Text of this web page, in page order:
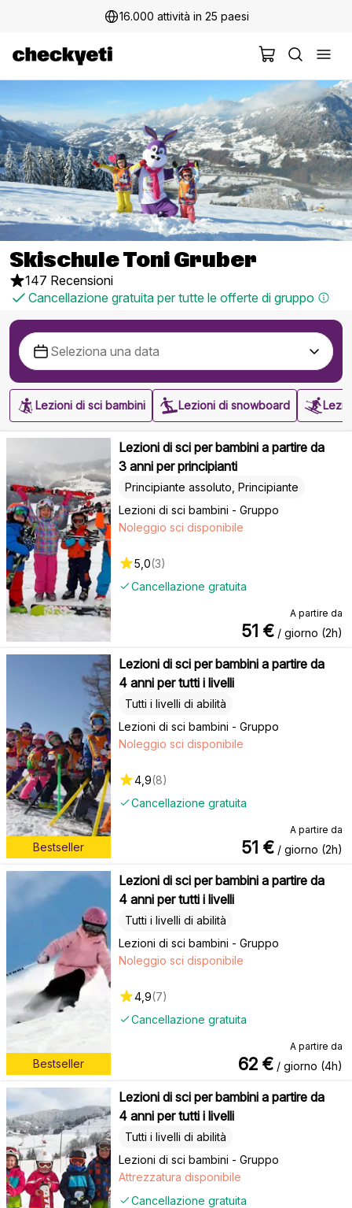
16.000 attività in 25 paesi
Skischule Toni Gruber
147 Recensioni
Cancellazione gratuita per tutte le offerte di gruppo
Lezioni di sci bambini Lezioni di snowboard
Lezioni di sci per bambini a partire da
3 anni per principianti
Lezioni di sci bambini - Gruppo
Principiante assoluto, Principiante
Cancellazione gratuita
Noleggio sci disponibile
5,0(3)
A partire da
51 € / giorno (2h)
Bestseller
Lezioni di sci per bambini a partire da
4 anni per tutti i livelli
Lezioni di sci bambini - Gruppo
Tutti i livelli di abilità
Cancellazione gratuita
Noleggio sci disponibile
4,9(8)
A partire da
51 € / giorno (2h)
Bestseller
Lezioni di sci per bambini a partire da
4 anni per tutti i livelli
Lezioni di sci bambini - Gruppo
Tutti i livelli di abilità
Cancellazione gratuita
Noleggio sci disponibile
4,9(7)
A partire da
62 € / giorno (4h)
Lezioni di sci per bambini a partire da
4 anni per tutti i livelli
Lezioni di sci bambini - Gruppo
Tutti i livelli di abilità
Cancellazione gratuita
Attrezzatura disponibile